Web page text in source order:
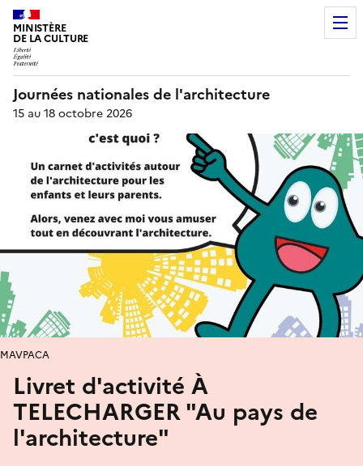
MINISTÈRE
DE LA CULTURE
Journées nationales de l'architecture
15 au 18 octobre 2026
Livret d'activité À
TELECHARGER "Au pays de
l'architecture"
MAVPACA